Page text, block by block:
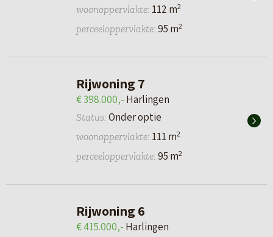
woonoppervlakte: 112 m2
perceeloppervlakte: 95 m2
Rijwoning 7
€ 398.000,- Harlingen
Status: Onder optie
woonoppervlakte: 111 m2
perceeloppervlakte: 95 m2
Rijwoning 6
€ 415.000,- Harlingen